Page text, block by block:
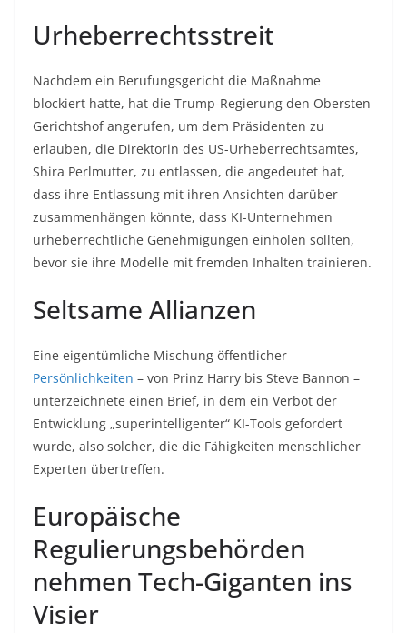
Urheberrechtsstreit
Nachdem ein Berufungsgericht die Maßnahme
blockiert hatte, hat die Trump-Regierung den Obersten
Gerichtshof angerufen, um dem Präsidenten zu
erlauben, die Direktorin des US-Urheberrechtsamtes,
Shira Perlmutter, zu entlassen, die angedeutet hat,
dass ihre Entlassung mit ihren Ansichten darüber
zusammenhängen könnte, dass KI-Unternehmen
urheberrechtliche Genehmigungen einholen sollten,
bevor sie ihre Modelle mit fremden Inhalten trainieren.
Seltsame Allianzen
Eine eigentümliche Mischung öffentlicher
Persönlichkeiten – von Prinz Harry bis Steve Bannon –
unterzeichnete einen Brief, in dem ein Verbot der
Entwicklung „superintelligenter“ KI-Tools gefordert
wurde, also solcher, die die Fähigkeiten menschlicher
Experten übertreffen.
Europäische
Regulierungsbehörden
nehmen Tech-Giganten ins
Visier